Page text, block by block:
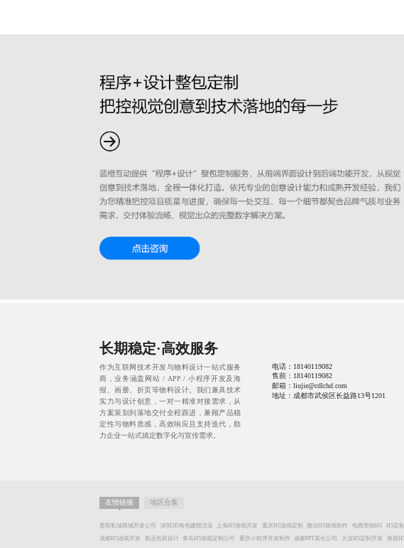
长期稳定·高效服务
作为互联网技术开发与物料设计一站式服务
商，业务涵盖网站 / APP / 小程序开发及海
报、画册、折页等物料设计。我们兼具技术
实力与设计创意，一对一精准对接需求，从
方案策划到落地交付全程跟进，兼顾产品稳
定性与物料质感，高效响应且支持迭代，助
力企业一站式搞定数字化与宣传需求。
电话： 18140119082
售前： 18140119082
邮箱：liujie@cdlchd.com
地址：成都市武侯区长益路13号1201
友情链接 地区合集
贵阳私域商城开发公司 深圳3D角色建模渲染 上海H5游戏开发 重庆H5游戏定制 微信H5游戏制作 电商营销H5 H5定
成都H5游戏开发
新品包装设计 青岛H5游戏定制公司 重庆小程序开发制作 成都PPT美化公司 大连H5定制开发 南昌